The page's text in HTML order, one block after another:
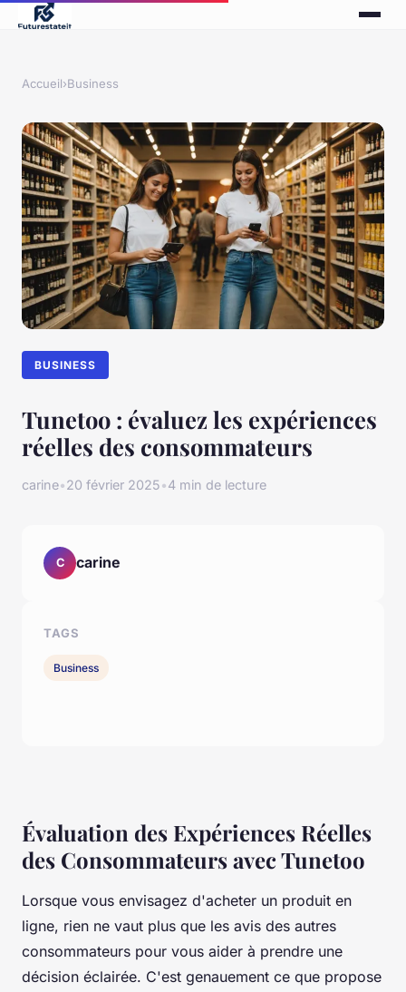
Accueil›Business
BUSINESS
Tunetoo : évaluez les expériences
réelles des consommateurs
carine•20 février 2025•4 min de lecture
Évaluation des Expériences Réelles
des Consommateurs avec Tunetoo
Lorsque vous envisagez d'acheter un produit en
ligne, rien ne vaut plus que les avis des autres
consommateurs pour vous aider à prendre une
décision éclairée. C'est genauement ce que propose
C carine
TAGS
Business